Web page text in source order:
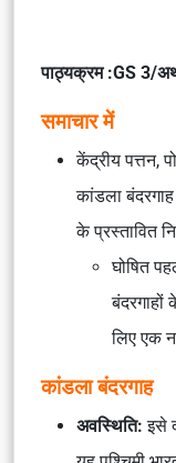
पाठ्यक्रम :GS 3/
समाचार में
केंद्रीय पत्तन,
कांडला
के प्रस्तावित
घोषित
बंदरगाहों
लिए एक
कांडला बंदरगाह
अवस्थिति:इसे